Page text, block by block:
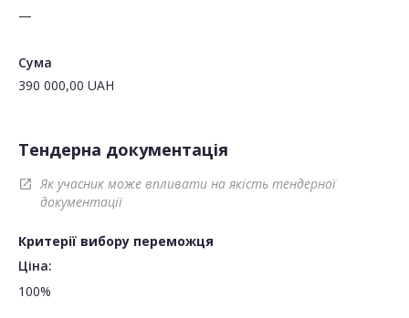
—
Сума
390 000,00 UAH
Тендерна документація
open_in_new
Як учасник може впливати на якість тендерної
документації
Критерії вибору переможця
Ціна:
100%